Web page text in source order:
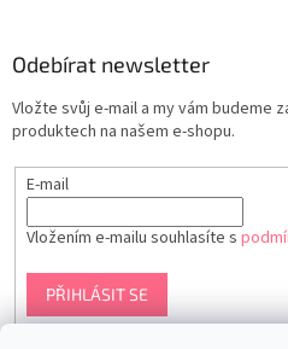
Odebírat newsletter
Vložte svůj e-mail a my vám budeme
produktech na našem e-shopu.
E-mail
Vložením e-mailu souhlasíte s
PŘIHLÁSIT SE